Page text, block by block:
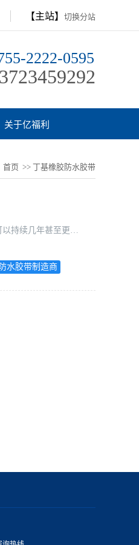
【主站】 切换分站
2222-0595
关于亿福利
首页 >> 丁基橡胶防水胶带
亿福利2023-03-17资讯：防水胶带哪种最好(防水胶带一般可以用多久)优质的防水胶带可以持续几年甚至更久，而低质量的防水胶带则可能只能持续几个月或更短时间。
防水胶带制造商